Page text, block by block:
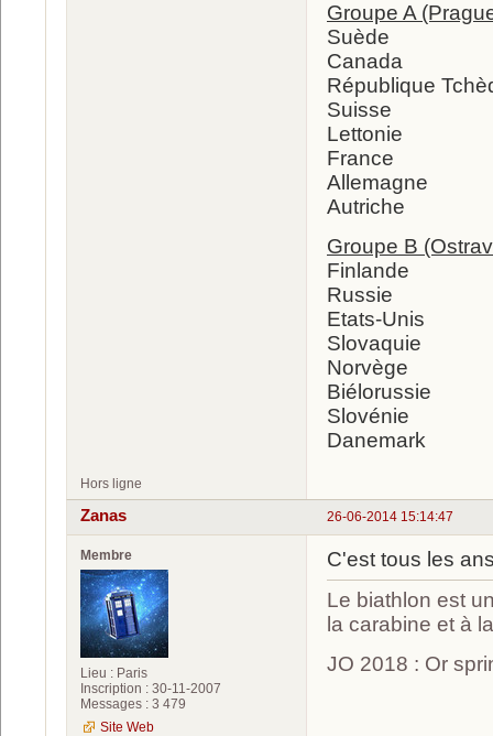
Groupe A
Suède
Canada
République
Suisse
Lettonie
France
Allemagne
Autriche
Groupe B
Finlande
Russie
Etats-Unis
Slovaquie
Norvège
Biélorussie
Slovénie
Danemark
Hors ligne
26-06-2014 15:14:47
Zanas
Membre
Lieu : Paris
Inscription : 30-11-2007
Messages : 3 479
Site Web
C'est tous les
Le biathlon est
la carabine et à
JO 2018 : Or